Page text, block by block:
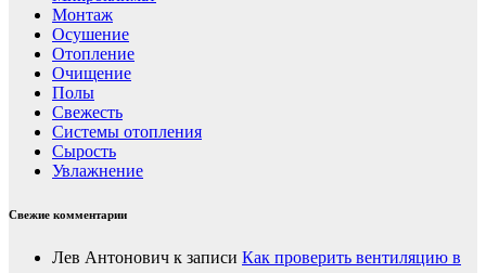
Монтаж
Осушение
Отопление
Очищение
Полы
Свежесть
Системы отопления
Сырость
Увлажнение
Свежие комментарии
Лев Антонович к записи Как проверить вентиляцию в